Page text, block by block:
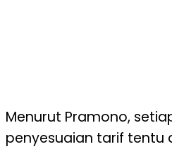
Menurut Pramono,
penyesuaian tarif tentu